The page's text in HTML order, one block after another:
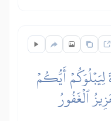
لِيَبۡلُوَكُمۡ أَيُّكُمۡ
ٱلۡغَفُورُ